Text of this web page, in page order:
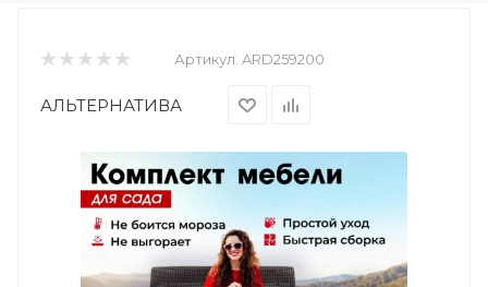
Артикул: ARD259200
АЛЬТЕРНАТИВА